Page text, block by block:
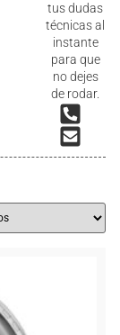
tus dudas
técnicas al
instante
para que
no dejes
de rodar.